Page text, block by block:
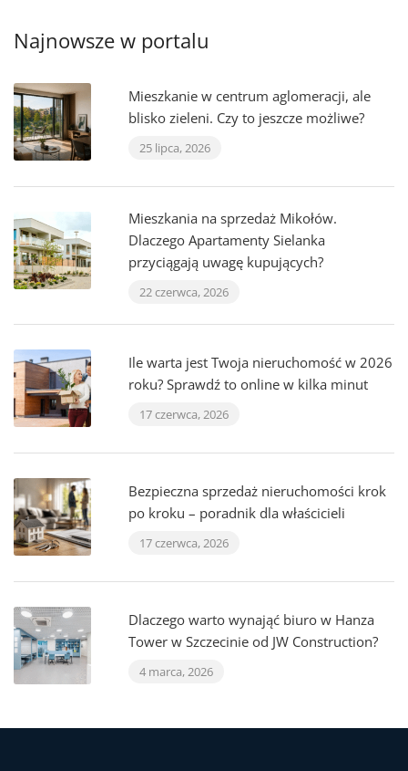
Najnowsze w portalu
Mieszkanie w centrum aglomeracji, ale
blisko zieleni. Czy to jeszcze możliwe?
25 lipca, 2026
Mieszkania na sprzedaż Mikołów.
Dlaczego Apartamenty Sielanka
przyciągają uwagę kupujących?
22 czerwca, 2026
Ile warta jest Twoja nieruchomość w 2026
roku? Sprawdź to online w kilka minut
17 czerwca, 2026
Bezpieczna sprzedaż nieruchomości krok
po kroku – poradnik dla właścicieli
17 czerwca, 2026
Dlaczego warto wynająć biuro w Hanza
Tower w Szczecinie od JW Construction?
4 marca, 2026